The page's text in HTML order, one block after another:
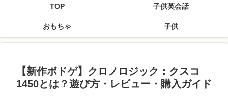
TOP 子供英会話
おもちゃ 子供
【新作ボドゲ】クロノロジック：クスコ
1450とは？遊び方・レビュー・購入ガイド